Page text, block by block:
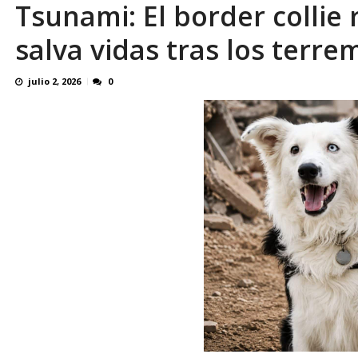
Reino Unido dejará millonaria donación
Tsunami: El border
salva vidas tras los
julio 2, 2026 0